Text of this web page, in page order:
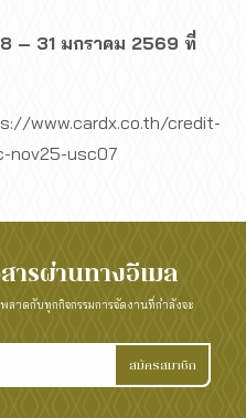
– 31 มกราคม 2569 ที่
www.cardx.co.th/credit-
nov25-usc07
ารผ่านทางอีเมล
ลาดกับทุกกิจกรรมการจัดงานที่กำลังจะ
สมัครสมาชิก